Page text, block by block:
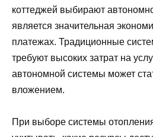
коттеджей выбирают
является значительная
платежах. Традиционные
требуют высоких затрат на
автономной системы может
вложением.
При выборе системы